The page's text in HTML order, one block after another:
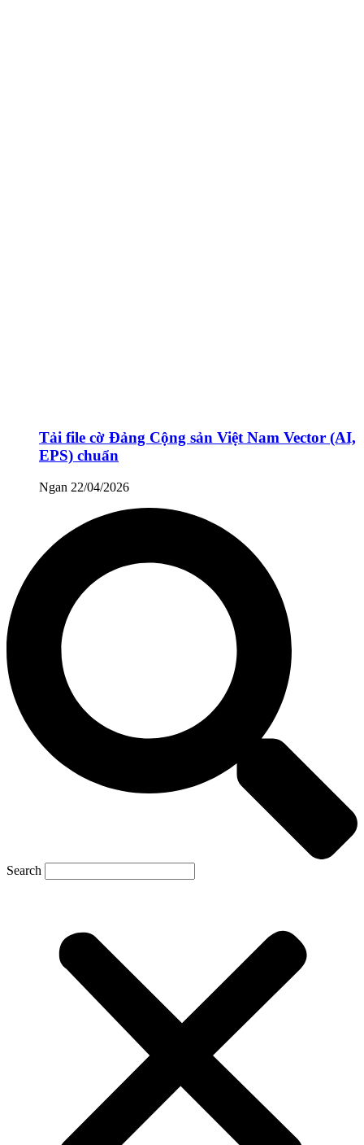
Tải file cờ Đảng Cộng sản Việt Nam Vector (AI,
EPS) chuẩn
Ngan 22/04/2026
Search